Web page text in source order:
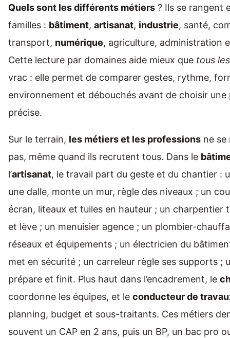
Quels sont les différents métiers ? Ils se rangent
familles : bâtiment, artisanat, industrie, santé,
transport, numérique, agriculture, administration
Cette lecture par domaines aide mieux que tous
vrac : elle permet de comparer gestes, rythme,
environnement et débouchés avant de choisir une
précise.
Sur le terrain, les métiers et les professions ne se
pas, même quand ils recrutent tous. Dans le
l’artisanat, le travail part du geste et du chantier :
une dalle, monte un mur, règle des niveaux ; un
écran, liteaux et tuiles en hauteur ; un charpentier
et lève ; un menuisier agence ; un plombier-
réseaux et équipements ; un électricien du
met en sécurité ; un carreleur règle ses supports ;
prépare et finit. Plus haut dans l’encadrement, le
coordonne les équipes, et le conducteur de
planning, budget et sous-traitants. Ces métiers
souvent un CAP en 2 ans, puis un BP, un bac pro